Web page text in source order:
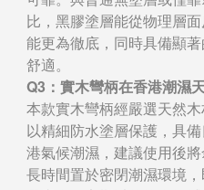
比，黑膠塗層能從物理層
能更為徹底，同時具備顯
舒適。
Q3：實木彎柄在香港潮濕
本款實木彎柄經嚴選天然
以精細防水塗層保護，具
港氣候潮濕，建議使用後
長時間置於密閉潮濕環境